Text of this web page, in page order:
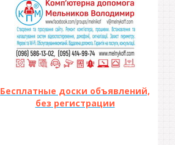
Бесплатные доски объявлений,
без регистрации